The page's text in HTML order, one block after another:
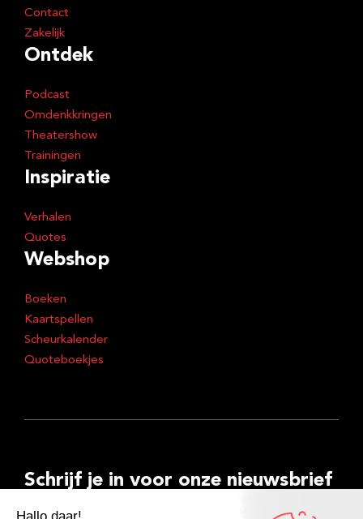
Contact
Zakelijk
Ontdek
Podcast
Omdenkkringen
Theatershow
Trainingen
Inspiratie
Verhalen
Quotes
Webshop
Boeken
Kaartspellen
Scheurkalender
Quoteboekjes
Schrijf je in voor onze nieuwsbrief